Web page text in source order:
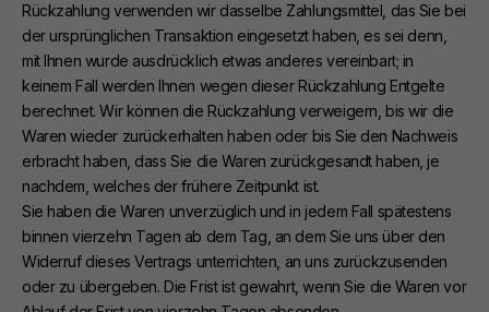
Rückzahlung verwenden wir dasselbe Zahlungsmittel, das Sie bei
der ursprünglichen Transaktion eingesetzt haben, es sei denn,
mit Ihnen wurde ausdrücklich etwas anderes vereinbart; in
keinem Fall werden Ihnen wegen dieser Rückzahlung Entgelte
berechnet. Wir können die Rückzahlung verweigern, bis wir die
Waren wieder zurückerhalten haben oder bis Sie den Nachweis
erbracht haben, dass Sie die Waren zurückgesandt haben, je
nachdem, welches der frühere Zeitpunkt ist.
Sie haben die Waren unverzüglich und in jedem Fall spätestens
binnen vierzehn Tagen ab dem Tag, an dem Sie uns über den
Widerruf dieses Vertrags unterrichten, an uns zurückzusenden
oder zu übergeben. Die Frist ist gewahrt, wenn Sie die Waren vor